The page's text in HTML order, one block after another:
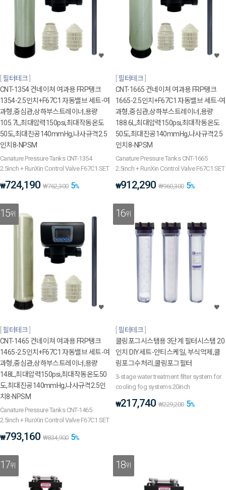
필터테크
CNT-1354 컨네이쳐 여과용 FRP탱크
1354-2.5인치+F67C1 자동밸브 세트-여
과형,중심관,상하부스트레이너,용량
105.7L,최대압력150psi,최대작동온도
50도,최대진공140mmHg,나사규격2.5
인치8-NPSM
Canature Pressure Tanks CNT-1354
2.5inch + RunXin Control Valve F67C1 SET
₩724,190 ₩762,300 5%
필터테크
CNT-1665 컨네이쳐 여과용 FRP탱크
1665-2.5인치+F67C1 자동밸브 세트-여
과형,중심관,상하부스트레이너,용량
188.6L,최대압력150psi,최대작동온도
50도,최대진공140mmHg,나사규격2.5
인치8-NPSM
Canature Pressure Tanks CNT-1665
2.5inch + RunXin Control Valve F67C1 SET
₩912,290 ₩960,300 5%
15위
필터테크
CNT-1465 컨네이쳐 여과용 FRP탱크
1465-2.5인치+F67C1 자동밸브 세트-여
과형,중심관,상하부스트레이너,용량
148L,최대압력150psi,최대작동온도50
도,최대진공140mmHg,나사규격2.5인
치8-NPSM
Canature Pressure Tanks CNT-1465
2.5inch + RunXin Control Valve F67C1 SET
₩793,160 ₩834,900 5%
16위
필터테크
쿨링포그시스템용 3단계 필터시스템 20
인치 DIY세트-안티스케일, 부식억제,쿨
링포그수처리,쿨링포그필터
3-stage water treatment filter system for
cooling fog systems 20inch
₩217,740 ₩229,200 5%
17위 18위